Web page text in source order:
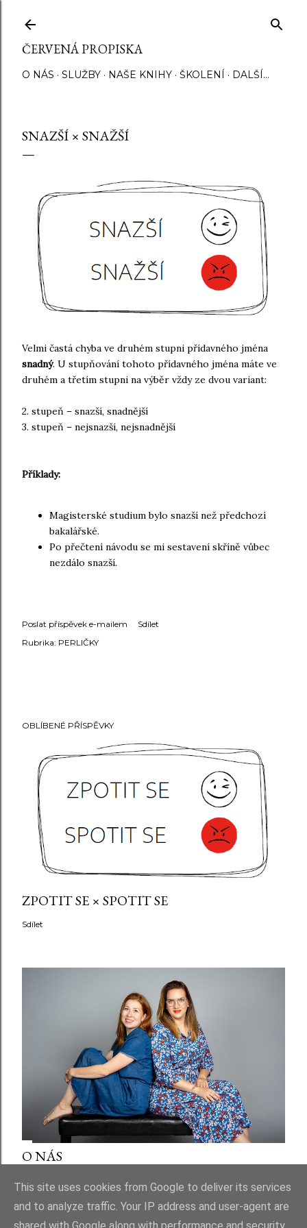
ČERVENÁ PROPISKA
O NÁS SLUŽBY NAŠE KNIHY ŠKOLENÍ DALŠÍ…
SNAZŠÍ × SNAŽŠÍ
Velmi častá chyba ve druhém stupni přídavného jména
snadný. U stupňování tohoto přídavného jména máte ve
druhém a třetím stupni na výběr vždy ze dvou variant:
2. stupeň – snazší, snadnější
3. stupeň – nejsnazší, nejsnadnější
Příklady:
Magisterské studium bylo snazší než předchozí
bakalářské.
Po přečtení návodu se mi sestavení skříně vůbec
nezdálo snazší.
Poslat příspěvek e-mailem
Sdílet
Rubrika: PERLIČKY
OBLÍBENÉ PŘÍSPĚVKY
ZPOTIT SE × SPOTIT SE
Sdílet
O NÁS
This site uses cookies from Google to deliver its services
and to analyze traffic. Your IP address and user-agent are